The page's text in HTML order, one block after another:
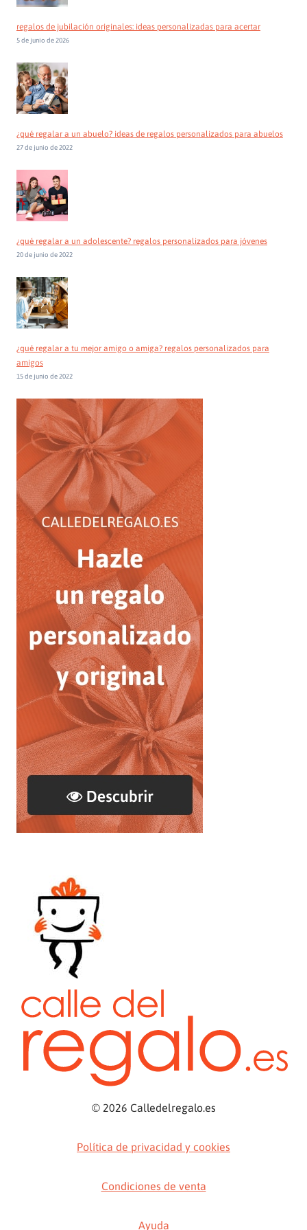
regalos de jubilación originales: ideas personalizadas para acertar
5 de junio de 2026
¿qué regalar a un abuelo? ideas de regalos personalizados para abuelos
27 de junio de 2022
¿qué regalar a un adolescente? regalos personalizados para jóvenes
20 de junio de 2022
¿qué regalar a tu mejor amigo o amiga? regalos personalizados para
amigos
15 de junio de 2022
© 2026 Calledelregalo.es
Política de privacidad y cookies
Condiciones de venta
Ayuda